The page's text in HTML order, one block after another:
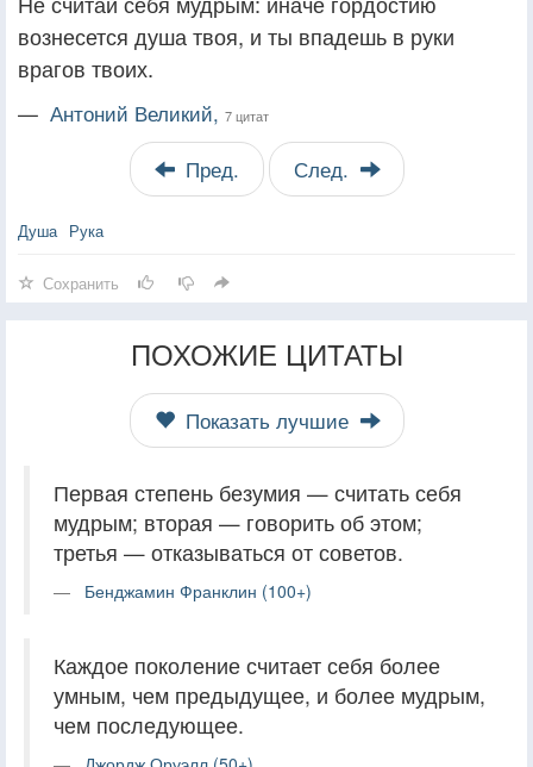
вознесется душа твоя, и ты впадешь в руки
врагов твоих.
— Антоний Великий, 7 цитат
Пред. След.
Душа Рука
Сохранить
ПОХОЖИЕ ЦИТАТЫ
Показать лучшие
Первая степень безумия — считать себя
мудрым; вторая — говорить об этом;
третья — отказываться от советов.
Бенджамин Франклин (100+)
Каждое поколение считает себя более
умным, чем предыдущее, и более мудрым,
чем последующее.